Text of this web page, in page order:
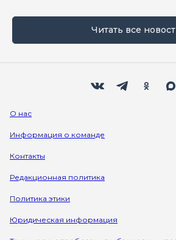
Читать все
О нас
Информация о команде
Контакты
Редакционная политика
Политика этики
Юридическая информация